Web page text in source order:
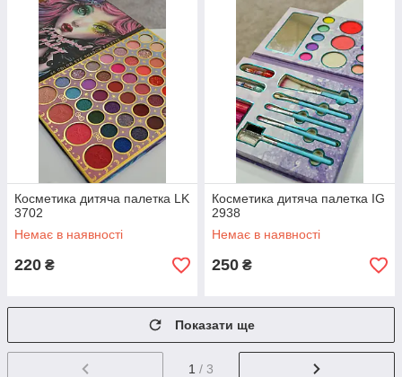
Косметика дитяча палетка LK
3702
Немає в наявності
220 ₴
Косметика дитяча палетка IG
2938
Немає в наявності
250 ₴
Показати ще
1 / 3